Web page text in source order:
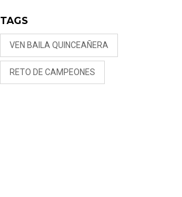
TAGS
VEN BAILA QUINCEAÑERA
RETO DE CAMPEONES